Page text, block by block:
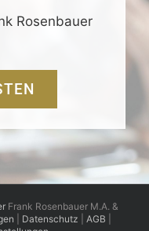
Rosenbauer
Frank Rosenbauer M.A. &
Datenschutz AGB